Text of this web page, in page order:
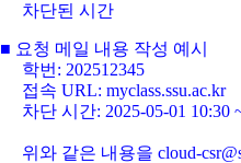
차단된 시간
■ 요청 메일 내용 작성 예시
학번: 202512345
접속 URL: myclass.ssu.ac.kr
차단 시간: 2025-05-01 10:30
위와 같은 내용을 cloud-